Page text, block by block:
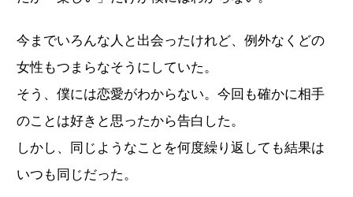
今までいろんな人と出会ったけれど、例外なくどの
女性もつまらなそうにしていた。
そう、僕には恋愛がわからない。今回も確かに相手
のことは好きと思ったから告白した。
しかし、同じようなことを何度繰り返しても結果は
いつも同じだった。